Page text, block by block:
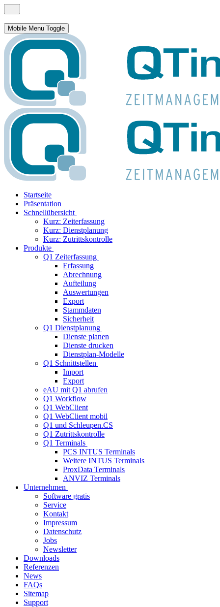
Mobile Menu Toggle
Startseite
Präsentation
Schnellübersicht
Kurz: Zeiterfassung
Kurz: Dienstplanung
Kurz: Zutrittskontrolle
Produkte
Q1 Zeiterfassung
Erfassung
Abrechnung
Aufteilung
Auswertungen
Export
Stammdaten
Sicherheit
Q1 Dienstplanung
Dienste planen
Dienste drucken
Dienstplan-Modelle
Q1 Schnittstellen
Import
Export
eAU mit Q1 abrufen
Q1 Workflow
Q1 WebClient
Q1 WebClient mobil
Q1 und Schleupen.CS
Q1 Zutrittskontrolle
Q1 Terminals
PCS INTUS Terminals
Weitere INTUS Terminals
ProxData Terminals
ANVIZ Terminals
Unternehmen
Software gratis
Service
Kontakt
Impressum
Datenschutz
Jobs
Newsletter
Downloads
Referenzen
News
FAQs
Sitemap
Support